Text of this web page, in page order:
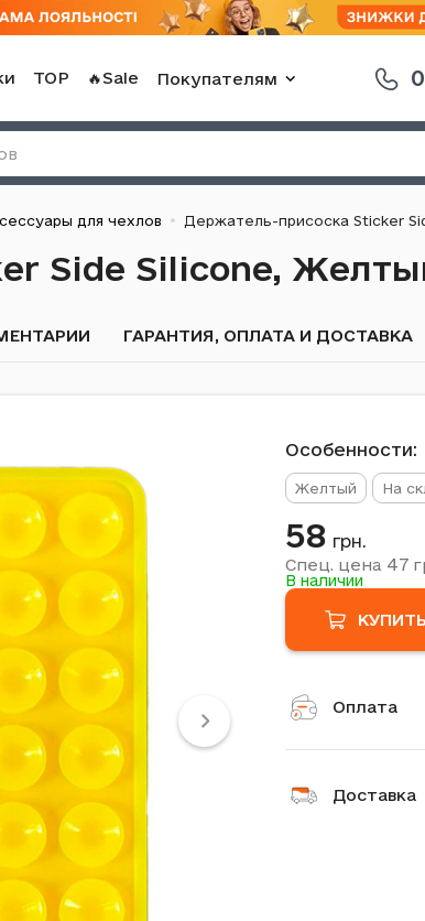
TOP 🔥Sale Покупателям
для чехлов Держатель-присоска Sticker
Side Silicone,
ГАРАНТИЯ, ОПЛАТА И ДОСТАВКА
Особенности:
Желтый На
58 грн.
Спец. цена 47
В наличии
КУПИТЬ
Оплата
Доставка